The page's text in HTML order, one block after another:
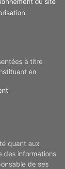
du site
à titre
en
quant aux
des informations
de ses